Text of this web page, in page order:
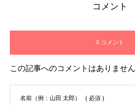
コメント
0 コメント
この記事へのコメントはありません
名前（例：山田 太郎） ( 必須 )